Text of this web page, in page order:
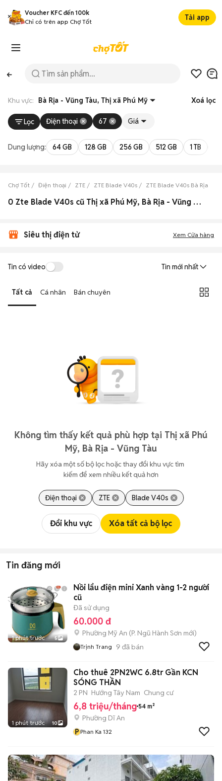
Voucher KFC đến 100k
Chỉ có trên app Chợ Tốt
Tải app
Khu vực: Bà Rịa - Vũng Tàu, Thị xã Phú Mỹ Xoá lọc
Lọc Điện thoại 67 Giá
Dung lượng: 64 GB 128 GB 256 GB 512 GB 1 TB
Chợ Tốt Điện thoại ZTE ZTE Blade V40s ZTE Blade V40s Bà Rịa -
0 Zte Blade V40s cũ Thị xã Phú Mỹ, Bà Rịa - Vũng Tàu đẹp
Siêu thị điện tử Xem Cửa hàng
Tin có video Tin mới nhất
Tất cả Cá nhân Bán chuyên
Không tìm thấy kết quả phù hợp tại Thị xã Phú
Mỹ, Bà Rịa - Vũng Tàu
Hãy xóa một số bộ lọc hoặc thay đổi khu vực tìm
kiếm để xem nhiều kết quả hơn
Điện thoại ZTE Blade V40s
Đổi khu vực Xóa tất cả bộ lọc
Tin đăng mới
1 phút trước 5
Nồi lẩu điện mini Xanh vàng 1-2 người
cũ
Đã sử dụng
60.000 đ
Phường Mỹ An (P. Ngũ Hành Sơn mới)
Trịnh Trang 9 đã bán
1 phút trước 10
Cho thuê 2PN2WC 6.8tr Gần KCN
SÓNG THẦN
2 PN Hướng Tây Nam Chung cư
6,8 triệu/tháng 54 m²
Phường Dĩ An
P Phan Ka 132